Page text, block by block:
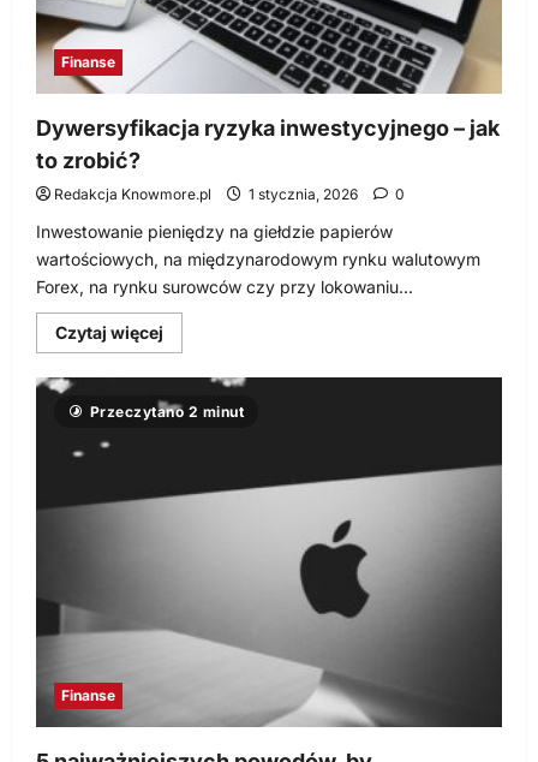
Finanse
Dywersyfikacja ryzyka inwestycyjnego – jak
to zrobić?
Redakcja Knowmore.pl 1 stycznia, 2026 0
Inwestowanie pieniędzy na giełdzie papierów
wartościowych, na międzynarodowym rynku walutowym
Forex, na rynku surowców czy przy lokowaniu...
Czytaj więcej
się
o
Dywersyfikacja
ryzyka
zrobić?
Przeczytano 2 minut
Finanse